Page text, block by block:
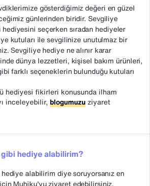
gösterdiğimiz değeri en güzel
günlerinden biridir. Sevgiliye
hediyesini seçerken sıradan hediyeler
kutuları ile sevgilinize unutulmaz bir
Sevgiliye hediye ne alınır karar
dünya lezzetleri, kişisel bakım ürünleri,
farklı seçeneklerin bulunduğu kutuları
hediyesi fikirleri konusunda ilham
inceleyebilir, blogumuzuziyaret
hediye alabilirim?
alabilirim diye soruyorsanız en
Muhiku'yu ziyaret edebilirsiniz.